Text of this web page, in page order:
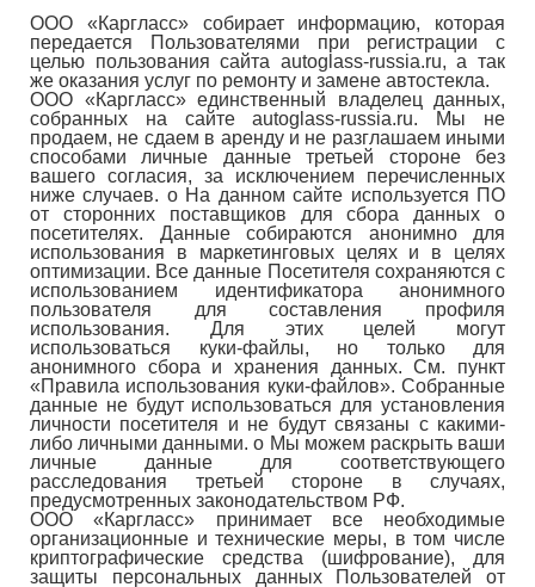
ООО «Каргласс» собирает информацию, которая
передается Пользователями при регистрации с
целью пользования сайта autoglass-russia.ru, a так
же оказания услуг по ремонту и замене автостекла.
ООО «Каргласс» единственный владелец данных,
собранных на сайте autoglass-russia.ru. Мы не
продаем, не сдаем в аренду и не разглашаем иными
способами личные данные третьей стороне без
вашего согласия, за исключением перечисленных
ниже случаев. o На данном сайте используется ПО
от сторонних поставщиков для сбора данных о
посетителях. Данные собираются анонимно для
использования в маркетинговых целях и в целях
оптимизации. Все данные Посетителя сохраняются с
использованием идентификатора анонимного
пользователя для составления профиля
использования. Для этих целей могут
использоваться куки-файлы, но только для
анонимного сбора и хранения данных. См. пункт
«Правила использования куки-файлов». Собранные
данные не будут использоваться для установления
личности посетителя и не будут связаны с какими-
либо личными данными. o Мы можем раскрыть ваши
личные данные для соответствующего
расследования третьей стороне в случаях,
предусмотренных законодательством РФ.
ООО «Каргласс» принимает все необходимые
организационные и технические меры, в том числе
криптографические средства (шифрование), для
защиты персональных данных Пользователей от